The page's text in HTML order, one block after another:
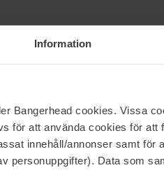
Information
Bangerhead cookies. Vissa
för att använda cookies för att
innehåll/annonser samt för
personuppgifter). Data som
Meer tonen